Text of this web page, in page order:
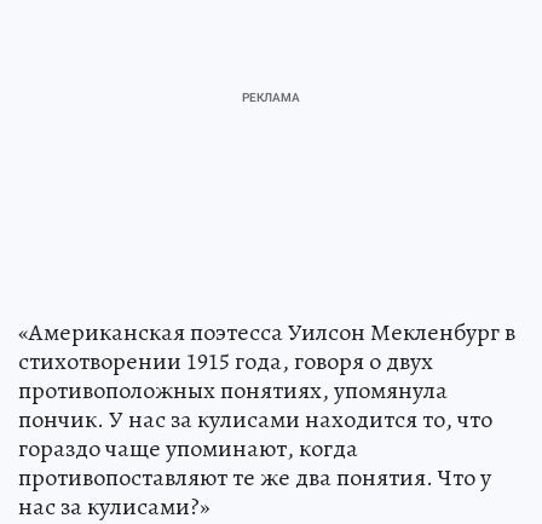
«Американская поэтесса Уилсон Мекленбург в
стихотворении 1915 года, говоря о двух
противоположных понятиях, упомянула
пончик. У нас за кулисами находится то, что
гораздо чаще упоминают, когда
противопоставляют те же два понятия. Что у
нас за кулисами?»